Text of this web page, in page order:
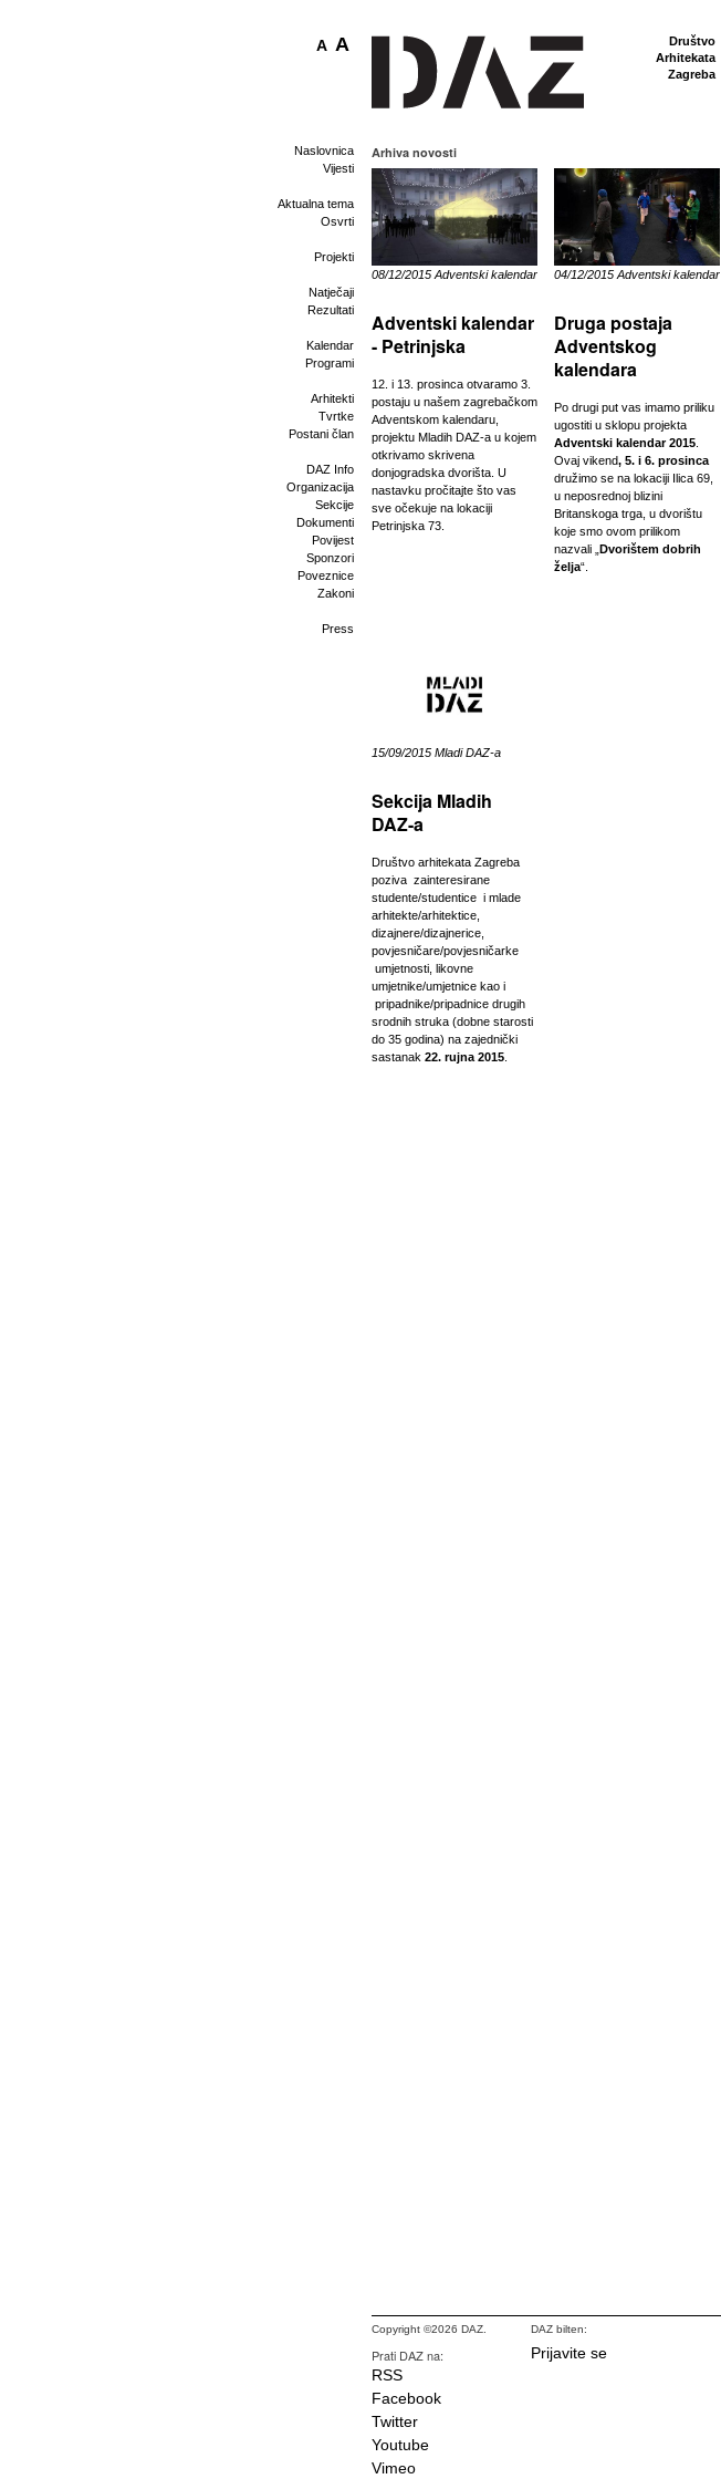
Društvo
Arhitekata
Zagreba
A A
Naslovnica
Vijesti
Aktualna tema
Osvrti
Projekti
Natječaji
Rezultati
Kalendar
Programi
Arhitekti
Tvrtke
Postani član
DAZ Info
Organizacija
Sekcije
Dokumenti
Povijest
Sponzori
Poveznice
Zakoni
Press
Arhiva novosti
08/12/2015 Adventski kalendar
Adventski kalendar
- Petrinjska
12. i 13. prosinca otvaramo 3.
postaju u našem zagrebačkom
Adventskom kalendaru,
projektu Mladih DAZ-a u kojem
otkrivamo skrivena
donjogradska dvorišta. U
nastavku pročitajte što vas
sve očekuje na lokaciji
Petrinjska 73.
04/12/2015 Adventski kalendar
Druga postaja
Adventskog
kalendara
Po drugi put vas imamo priliku
ugostiti u sklopu projekta
Adventski kalendar 2015
Ovaj vikend, 5. i 6. prosinca
družimo se na lokaciji Ilica 69,
u neposrednoj blizini
Britanskoga trga, u dvorištu
koje smo ovom prilikom
nazvali „ Dvorištem dobrih
želja“.
15/09/2015 Mladi DAZ-a
Sekcija Mladih
DAZ-a
Društvo arhitekata Zagreba
poziva zainteresirane
studente/studentice i mlade
arhitekte/arhitektice,
dizajnere/dizajnerice,
povjesničare/povjesničarke
umjetnosti, likovne
umjetnike/umjetnice kao i
pripadnike/pripadnice drugih
srodnih struka (dobne starosti
do 35 godina) na zajednički
sastanak 22. rujna 2015
Copyright ©2026 DAZ.
Prati DAZ na:
RSS
Facebook
Twitter
Youtube
Vimeo
DAZ bilten:
Prijavite se